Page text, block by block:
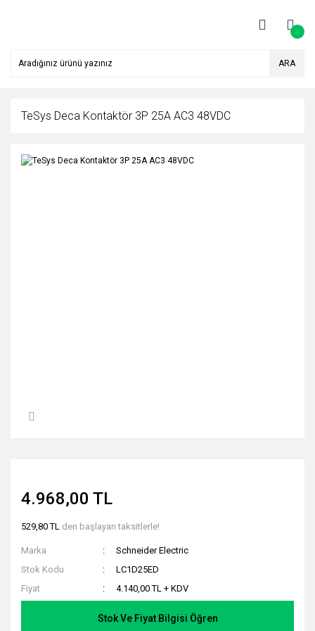
ARA
TeSys Deca Kontaktör 3P 25A AC3 48VDC
4.968,00 TL
529,80 TL den başlayan taksitlerle!
Marka
Schneider Electric
Stok Kodu
LC1D25ED
Fiyat
4.140,00 TL + KDV
Stok Ve Fiyat Bilgisi Öğren